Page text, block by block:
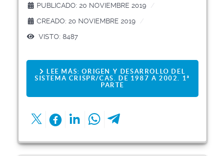
PUBLICADO: 20 NOVIEMBRE 2019
CREADO: 20 NOVIEMBRE 2019
VISTO: 8487
LEE MÁS: ORIGEN Y DESARROLLO DEL
SISTEMA CRISPR/CAS. DE 1987 A 2002. 1ª
PARTE